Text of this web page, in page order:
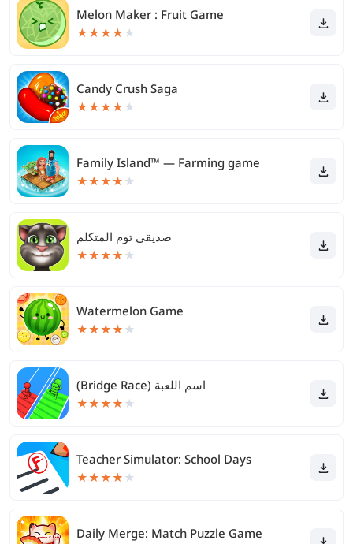
Melon Maker : Fruit Game
★★★★ ★
Candy Crush Saga
★★★★ ★
Family Island™ — Farming game
★★★★ ★
صديقي توم المتكلم
★★★★ ★
Watermelon Game
★★★★ ★
(Bridge Race) اسم اللعبة
★★★★ ★
Teacher Simulator: School Days
★★★★ ★
Daily Merge: Match Puzzle Game